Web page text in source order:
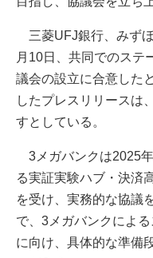
三菱UFJ銀行、みず
月10日、共同でのステ
議会の設立に合意した
したプレスリリースは
すとしている。
3メガバンクは2025
る実証実験ハブ・決済
を受け、実務的な協議
で、3メガバンクによ
に向け、具体的な準備